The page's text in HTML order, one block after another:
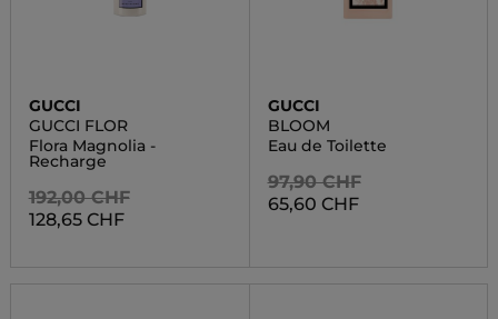
GUCCI
GUCCI FLOR
Flora Magnolia -
Recharge
192,00 CHF
128,65 CHF
GUCCI
BLOOM
Eau de Toilette
97,90 CHF
65,60 CHF